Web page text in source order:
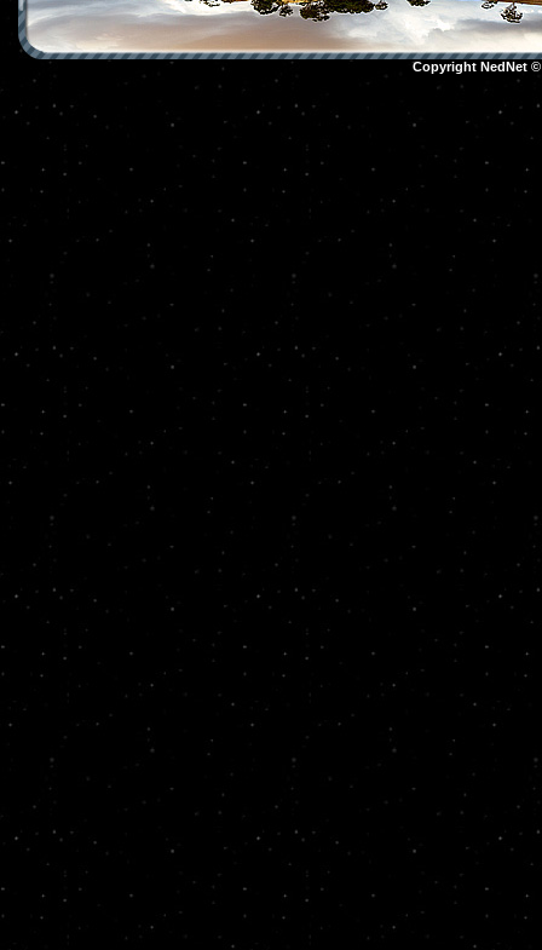
Copyright NedNet